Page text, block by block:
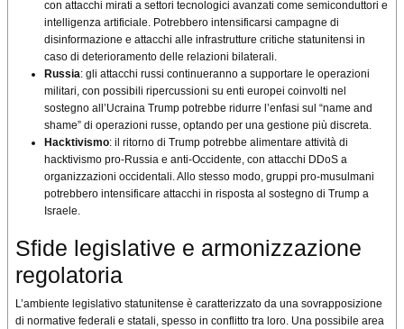
con attacchi mirati a settori tecnologici avanzati come semiconduttori e
intelligenza artificiale. Potrebbero intensificarsi campagne di
disinformazione e attacchi alle infrastrutture critiche statunitensi in
caso di deterioramento delle relazioni bilaterali.
Russia: gli attacchi russi continueranno a supportare le operazioni
militari, con possibili ripercussioni su enti europei coinvolti nel
sostegno all’Ucraina Trump potrebbe ridurre l’enfasi sul “name and
shame” di operazioni russe, optando per una gestione più discreta.
Hacktivismo: il ritorno di Trump potrebbe alimentare attività di
hacktivismo pro-Russia e anti-Occidente, con attacchi DDoS a
organizzazioni occidentali. Allo stesso modo, gruppi pro-musulmani
potrebbero intensificare attacchi in risposta al sostegno di Trump a
Israele.
Sfide legislative e armonizzazione
regolatoria
L’ambiente legislativo statunitense è caratterizzato da una sovrapposizione
di normative federali e statali, spesso in conflitto tra loro. Una possibile area